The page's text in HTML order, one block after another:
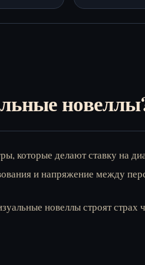
которые делают ставку на
и напряжение между
новеллы строят